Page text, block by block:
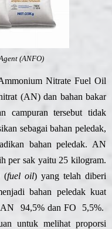
(ANFO)
Nitrate Fuel Oil
(AN) dan bahan bakar
campuran tersebut tidak
sebagai bahan peledak,
bahan peledak. AN
per sak yaitu 25 kilogram.
(fuel oil) yang telah diberi
bahan peledak kuat
AN 94,5% dan FO 5,5%.
untuk melihat proporsi